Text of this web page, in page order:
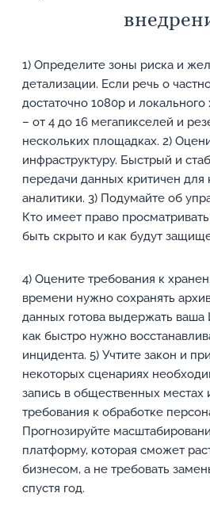
1) Определите зоны риска и
детализации. Если речь о
достаточно 1080p и
– от 4 до 16 мегапикселей и
нескольких площадках. 2)
инфраструктуру. Быстрый и
передачи данных критичен для
аналитики. 3) Подумайте об
Кто имеет право
быть скрыто и как будут
4) Оцените требования к
времени нужно сохранять
данных готова выдержать ваша
как быстро нужно
инцидента. 5) Учтите закон и
некоторых сценариях
запись в общественных местах
требования к обработке
Прогнозируйте
платформу, которая сможет
бизнесом, а не требовать
спустя год.